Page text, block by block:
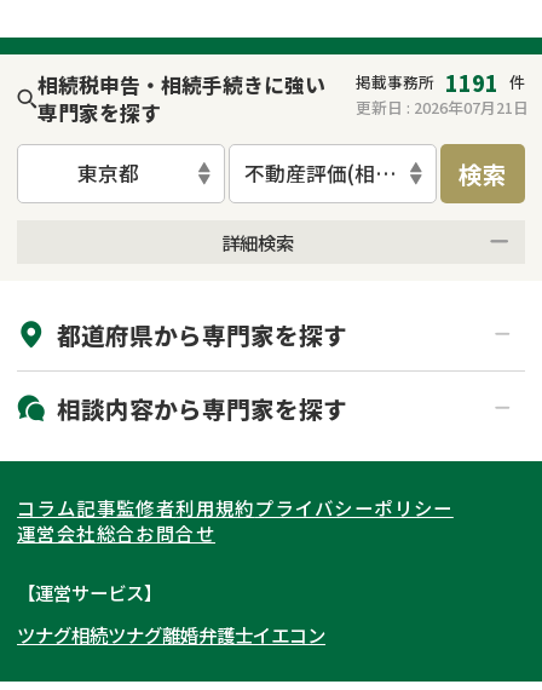
相続税申告・相続手続きに強い
専門家を探す
掲載事務所 1191 件
更新日 : 2026年07月21日
東京都 不動産評価(相続不動産)検索
詳細検索
初回相談無料
土日祝の相談可能
都道府県から専門家を探す
北海道・東北
北海道 青森県
岩手県 宮城県
秋田県
福島県
関東
東京都 神奈川県
埼玉県
茨城県 群馬県
東海
愛知県
岐阜県 山梨県
関西
大阪府 京都府
北陸・甲信越
相談内容から専門家を探す
相続登記
遺産分割
相続手続き
家族信託
成年後見・任意後見
コラム記事監修者利用規約プライバシーポリシー
運営会社総合お問合せ
【運営サービス】
ツナグ相続ツナグ離婚弁護士イエコン